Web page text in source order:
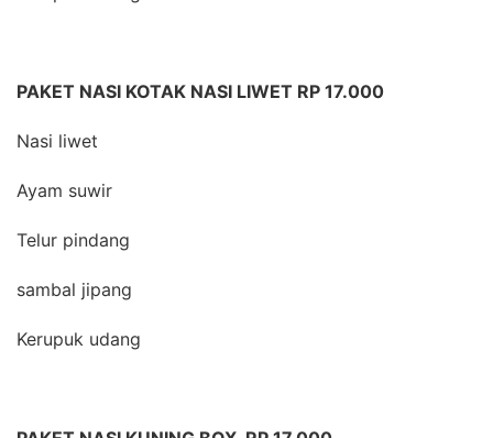
PAKET NASI KOTAK NASI LIWET RP 17.000
Nasi liwet
Ayam suwir
Telur pindang
sambal jipang
Kerupuk udang